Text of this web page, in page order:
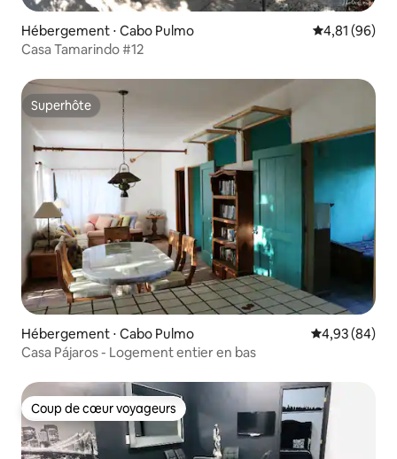
Hébergement ⋅ Cabo Pulmo Évaluation
4,81 (96)
Casa Tamarindo #12
Superhôte
Superhôte
Hébergement ⋅ Cabo Pulmo Évaluation
4,93 (84)
Casa Pájaros - Logement entier en bas
Coup de cœur voyageurs
Coup de cœur voyageurs